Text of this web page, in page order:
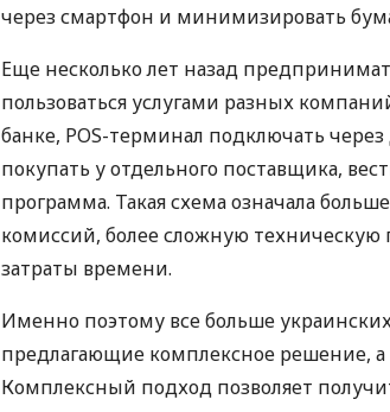
через смартфон и минимизировать
Еще несколько лет назад
пользоваться услугами разных
банке, POS-терминал подключать
покупать у отдельного поставщика,
программа. Такая схема означала
комиссий, более сложную
затраты времени.
Именно поэтому все больше
предлагающие комплексное решение, а
Комплексный подход позволяет